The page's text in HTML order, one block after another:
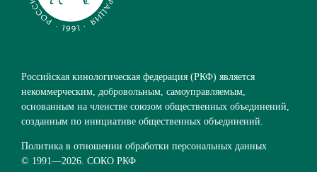
Российская кинологическая федерация (РКФ) является
некоммерческим, добровольным, самоуправляемым,
основанным на членстве союзом общественных объединений,
созданным по инициативе общественных объединений.
Политика в отношении обработки персональных данных
© 1991—2026. СОКО РКФ